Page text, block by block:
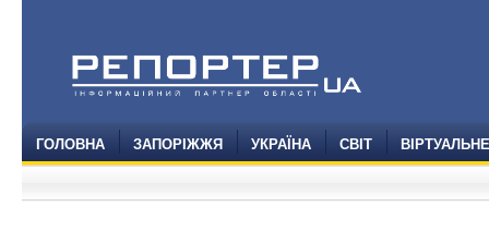
ГОЛОВНА ЗАПОРІЖЖЯ УКРАЇНА СВІТ